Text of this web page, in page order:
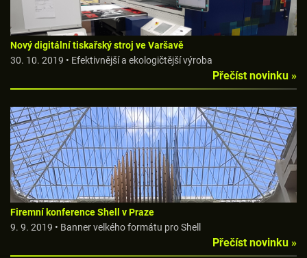
Nový digitální tiskařský stroj ve Varšavě
30. 10. 2019 • Efektivnější a ekologičtější výroba
Přečíst novinku »
Firemní konference Shell v Praze
9. 9. 2019 • Banner velkého formátu pro Shell
Přečíst novinku »